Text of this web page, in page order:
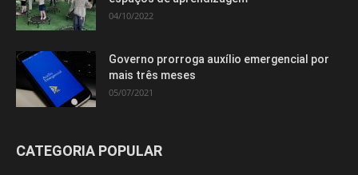
04/10/2022
Governo prorroga auxílio emergencial por
mais três meses
05/07/2021
CATEGORIA POPULAR